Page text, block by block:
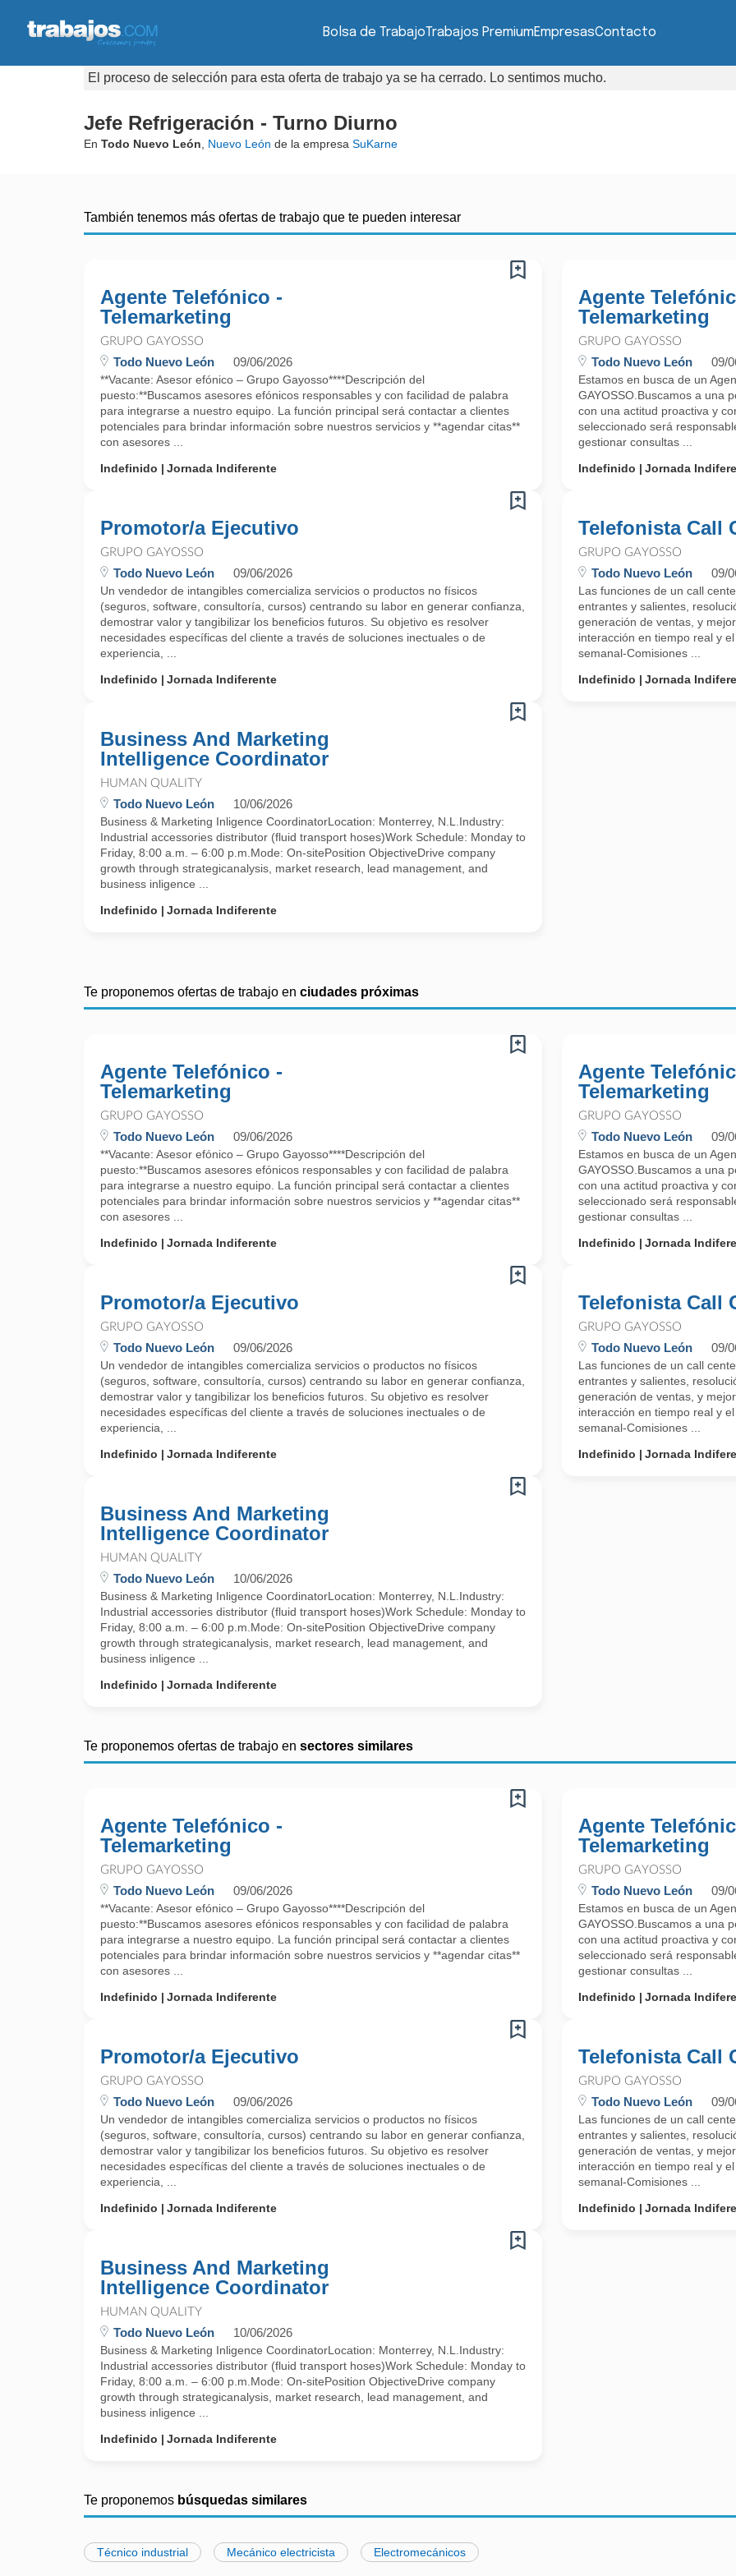
Bolsa de TrabajoTrabajos PremiumEmpresasContacto
El proceso de selección para esta oferta de trabajo ya se ha cerrado. Lo sentimos mucho.
Jefe Refrigeración - Turno Diurno
En Todo Nuevo León Nuevo León de la empresa SuKarne
También tenemos más ofertas de trabajo que te pueden interesar
Agente Telefónico -
Telemarketing
GRUPO GAYOSSO
Todo Nuevo León 09/06/2026
**Vacante: Asesor efónico – Grupo Gayosso****Descripción del
puesto:**Buscamos asesores efónicos responsables y con facilidad de palabra
para integrarse a nuestro equipo. La función principal será contactar a clientes
potenciales para brindar información sobre nuestros servicios y **agendar citas**
con asesores ...
Indefinido
Jornada Indiferente
Agente
Telemarketing
GRUPO GAYOSSO
Todo Nuevo León 09/
Estamos en busca de un
GAYOSSO.Buscamos a una
con una actitud proactiva y
seleccionado será
gestionar consultas ...
Indefinido
Jornada
Promotor/a Ejecutivo
GRUPO GAYOSSO
Todo Nuevo León 09/06/2026
Un vendedor de intangibles comercializa servicios o productos no físicos
(seguros, software, consultoría, cursos) centrando su labor en generar confianza,
demostrar valor y tangibilizar los beneficios futuros. Su objetivo es resolver
necesidades específicas del cliente a través de soluciones inectuales o de
experiencia, ...
Indefinido
Jornada Indiferente
Telefonista Call
GRUPO GAYOSSO
Todo Nuevo León 09/
Las funciones de un call
entrantes y salientes,
generación de ventas, y
interacción en tiempo real y
semanal-Comisiones ...
Indefinido
Jornada
Business And Marketing
Intelligence Coordinator
HUMAN QUALITY
Todo Nuevo León 10/06/2026
Business & Marketing Inligence CoordinatorLocation: Monterrey, N.L.Industry:
Industrial accessories distributor (fluid transport hoses)Work Schedule: Monday to
Friday, 8:00 a.m. – 6:00 p.m.Mode: On-sitePosition ObjectiveDrive company
growth through strategicanalysis, market research, lead management, and
business inligence ...
Indefinido
Jornada Indiferente
Te proponemos ofertas de trabajo en ciudades próximas
Agente Telefónico -
Telemarketing
GRUPO GAYOSSO
Todo Nuevo León 09/06/2026
**Vacante: Asesor efónico – Grupo Gayosso****Descripción del
puesto:**Buscamos asesores efónicos responsables y con facilidad de palabra
para integrarse a nuestro equipo. La función principal será contactar a clientes
potenciales para brindar información sobre nuestros servicios y **agendar citas**
con asesores ...
Indefinido
Jornada Indiferente
Agente
Telemarketing
GRUPO GAYOSSO
Todo Nuevo León 09/
Estamos en busca de un
GAYOSSO.Buscamos a una
con una actitud proactiva y
seleccionado será
gestionar consultas ...
Indefinido
Jornada
Promotor/a Ejecutivo
GRUPO GAYOSSO
Todo Nuevo León 09/06/2026
Un vendedor de intangibles comercializa servicios o productos no físicos
(seguros, software, consultoría, cursos) centrando su labor en generar confianza,
demostrar valor y tangibilizar los beneficios futuros. Su objetivo es resolver
necesidades específicas del cliente a través de soluciones inectuales o de
experiencia, ...
Indefinido
Jornada Indiferente
Telefonista Call
GRUPO GAYOSSO
Todo Nuevo León 09/
Las funciones de un call
entrantes y salientes,
generación de ventas, y
interacción en tiempo real y
semanal-Comisiones ...
Indefinido
Jornada
Business And Marketing
Intelligence Coordinator
HUMAN QUALITY
Todo Nuevo León 10/06/2026
Business & Marketing Inligence CoordinatorLocation: Monterrey, N.L.Industry:
Industrial accessories distributor (fluid transport hoses)Work Schedule: Monday to
Friday, 8:00 a.m. – 6:00 p.m.Mode: On-sitePosition ObjectiveDrive company
growth through strategicanalysis, market research, lead management, and
business inligence ...
Indefinido
Jornada Indiferente
Te proponemos ofertas de trabajo en sectores similares
Agente Telefónico -
Telemarketing
GRUPO GAYOSSO
Todo Nuevo León 09/06/2026
**Vacante: Asesor efónico – Grupo Gayosso****Descripción del
puesto:**Buscamos asesores efónicos responsables y con facilidad de palabra
para integrarse a nuestro equipo. La función principal será contactar a clientes
potenciales para brindar información sobre nuestros servicios y **agendar citas**
con asesores ...
Indefinido
Jornada Indiferente
Agente
Telemarketing
GRUPO GAYOSSO
Todo Nuevo León 09/
Estamos en busca de un
GAYOSSO.Buscamos a una
con una actitud proactiva y
seleccionado será
gestionar consultas ...
Indefinido
Jornada
Promotor/a Ejecutivo
GRUPO GAYOSSO
Todo Nuevo León 09/06/2026
Un vendedor de intangibles comercializa servicios o productos no físicos
(seguros, software, consultoría, cursos) centrando su labor en generar confianza,
demostrar valor y tangibilizar los beneficios futuros. Su objetivo es resolver
necesidades específicas del cliente a través de soluciones inectuales o de
experiencia, ...
Indefinido
Jornada Indiferente
Telefonista Call
GRUPO GAYOSSO
Todo Nuevo León 09/
Las funciones de un call
entrantes y salientes,
generación de ventas, y
interacción en tiempo real y
semanal-Comisiones ...
Indefinido
Jornada
Business And Marketing
Intelligence Coordinator
HUMAN QUALITY
Todo Nuevo León 10/06/2026
Business & Marketing Inligence CoordinatorLocation: Monterrey, N.L.Industry:
Industrial accessories distributor (fluid transport hoses)Work Schedule: Monday to
Friday, 8:00 a.m. – 6:00 p.m.Mode: On-sitePosition ObjectiveDrive company
growth through strategicanalysis, market research, lead management, and
business inligence ...
Indefinido
Jornada Indiferente
Te proponemos búsquedas similares
Técnico industrial Mecánico electricista Electromecánicos